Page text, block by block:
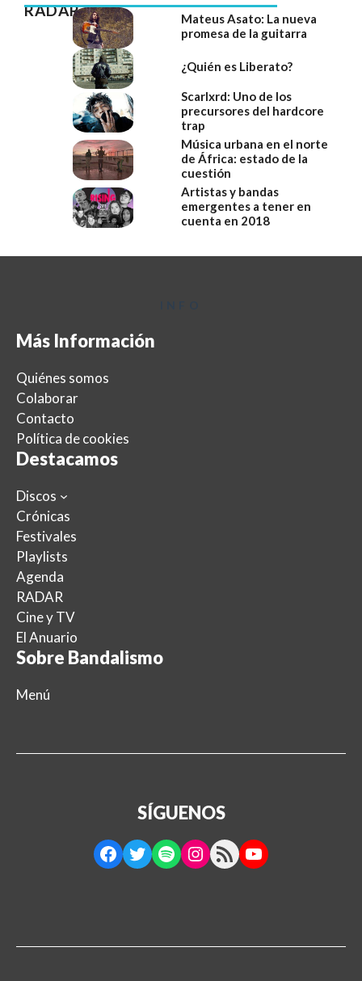
RADAR
Mateus Asato: La nueva
promesa de la guitarra
¿Quién es Liberato?
Scarlxrd: Uno de los
precursores del hardcore
trap
Música urbana en el norte
de África: estado de la
cuestión
Artistas y bandas
emergentes a tener en
cuenta en 2018
Más Información
Quiénes somos
Colaborar
Contacto
Política de cookies
Destacamos
Discos
Crónicas
Festivales
Playlists
Agenda
RADAR
Cine y TV
El Anuario
Sobre Bandalismo
Menú
SÍGUENOS
Facebook
Twitter
Spotify
Instagram
RSS FeedYouTube